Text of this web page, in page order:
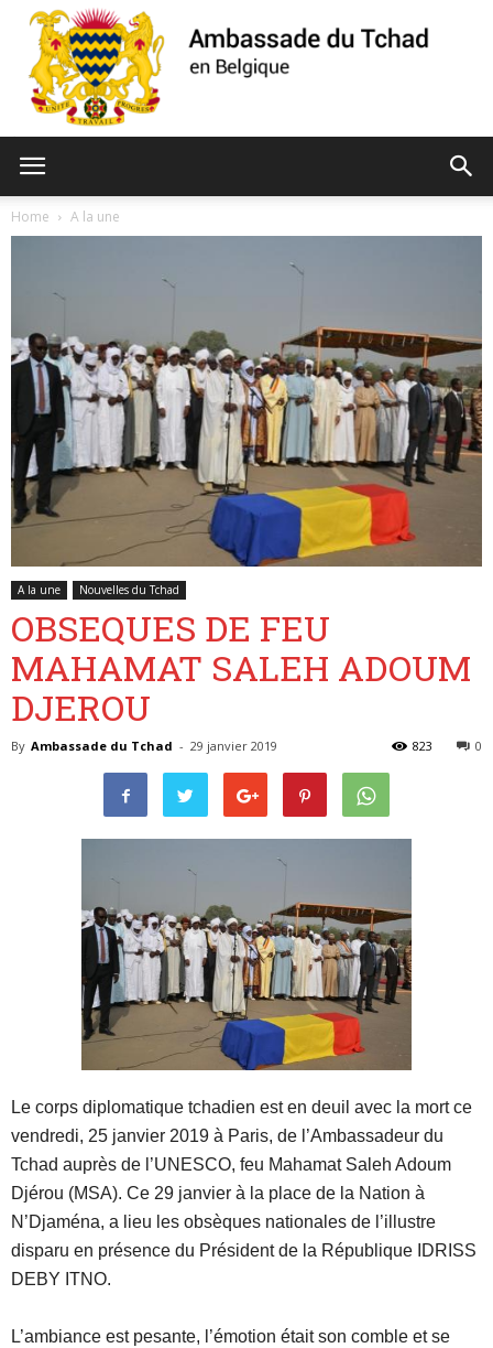
Tchad
de
Home A la une
A la une Nouvelles du Tchad
OBSEQUES DE FEU
MAHAMAT SALEH ADOUM
DJEROU
By Ambassade du Tchad - 29 janvier 2019 0
823
Le corps diplomatique tchadien est en deuil avec la mort ce
vendredi, 25 janvier 2019 à Paris, de l’Ambassadeur du
Tchad auprès de l’UNESCO, feu Mahamat Saleh Adoum
Djérou (MSA). Ce 29 janvier à la place de la Nation à
N’Djaména, a lieu les obsèques nationales de l’illustre
disparu en présence du Président de la République IDRISS
DEBY ITNO.
L’ambiance est pesante, l’émotion était son comble et se